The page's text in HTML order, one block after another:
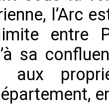
l’Arc
entre
sa
aux